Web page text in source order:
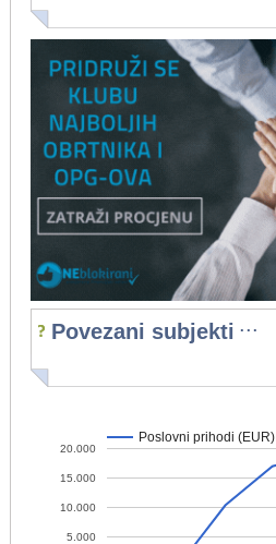
Povezani subjekti ...
Poslovni prihodi (EUR)
5.000
10.000
15.000
20.000